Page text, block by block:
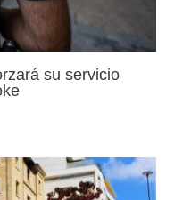
su servicio